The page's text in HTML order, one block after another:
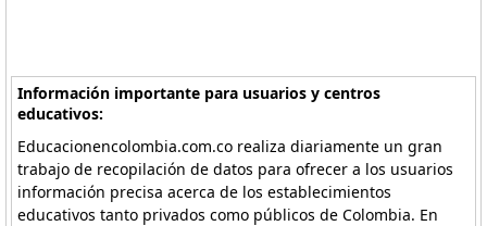
Información importante para usuarios y centros
educativos:
Educacionencolombia.com.co realiza diariamente un gran
trabajo de recopilación de datos para ofrecer a los usuarios
información precisa acerca de los establecimientos
educativos tanto privados como públicos de Colombia. En